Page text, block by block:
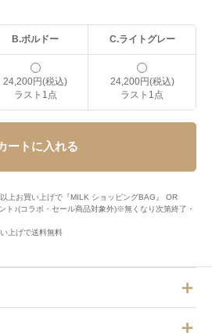
B.ボルドー C.ライトグレー
24,200円(税込)
ラスト1点
24,200円(税込)
ラスト1点
ートに入れる
上お買い上げで『MILK ショッピングBAG』 OR
ト♪(コラボ・セール商品対象外)※無くなり次第終了・
上げで送料無料